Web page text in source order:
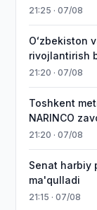
21:25 · 07/08
Oʻzbekiston
rivojlantirish
21:20 · 07/08
Toshkent
NARINCO
21:20 · 07/08
Senat harbiy
ma'qulladi
21:15 · 07/08